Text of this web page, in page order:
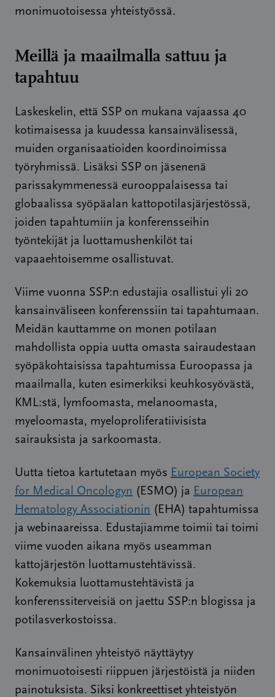
monimuotoisessa yhteistyössä.
Meillä ja maailmalla sattuu ja
tapahtuu
Laskeskelin, että SSP on mukana vajaassa 40
kotimaisessa ja kuudessa kansainvälisessä,
muiden organisaatioiden koordinoimissa
työryhmissä. Lisäksi SSP on jäsenenä
parissakymmenessä eurooppalaisessa tai
globaalissa syöpäalan kattopotilasjärjestössä,
joiden tapahtumiin ja konferensseihin
työntekijät ja luottamushenkilöt tai
vapaaehtoisemme osallistuvat.
Viime vuonna SSP:n edustajia osallistui yli 20
kansainväliseen konferenssiin tai tapahtumaan.
Meidän kauttamme on monen potilaan
mahdollista oppia uutta omasta sairaudestaan
syöpäkohtaisissa tapahtumissa Euroopassa ja
maailmalla, kuten esimerkiksi keuhkosyövästä,
KML:stä, lymfoomasta, melanoomasta,
myeloomasta, myeloproliferatiivisista
sairauksista ja sarkoomasta.
Uutta tietoa kartutetaan myös European Society
for Medical Oncologyn (ESMO) ja European
Hematology Associationin (EHA) tapahtumissa
ja webinaareissa. Edustajiamme toimii tai toimi
viime vuoden aikana myös useamman
kattojärjestön luottamustehtävissä.
Kokemuksia luottamustehtävistä ja
konferenssiterveisiä on jaettu SSP:n blogissa ja
potilasverkostoissa.
Kansainvälinen yhteistyö näyttäytyy
monimuotoisesti riippuen järjestöistä ja niiden
painotuksista. Siksi konkreettiset yhteistyön